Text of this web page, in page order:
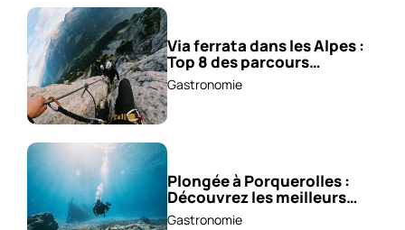
Via ferrata dans les Alpes :
Top 8 des parcours
sensationnels !
Gastronomie
Plongée à Porquerolles :
Découvrez les meilleurs
spots !
Gastronomie